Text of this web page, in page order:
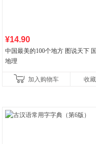
¥14.90
中国最美的100个地方 图说天下
地理
加入购物车 收藏